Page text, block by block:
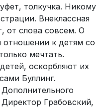
толкучка. Никому
Внеклассная
от слова совсем. О
к детям со
мечтать.
оскорбляют их
Буллинг.
Грабовский,